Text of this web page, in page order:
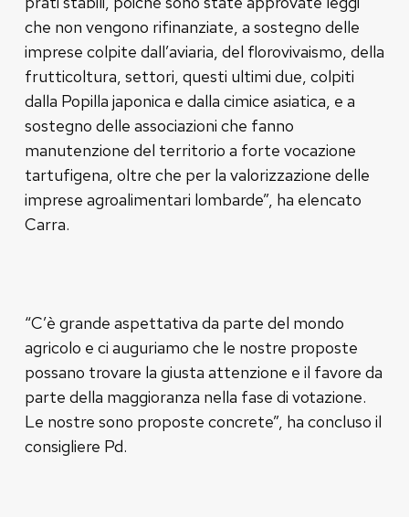
che non vengono rifinanziate, a sostegno delle
imprese colpite dall’aviaria, del florovivaismo, della
frutticoltura, settori, questi ultimi due, colpiti
dalla Popilla japonica e dalla cimice asiatica, e a
sostegno delle associazioni che fanno
manutenzione del territorio a forte vocazione
tartufigena, oltre che per la valorizzazione delle
imprese agroalimentari lombarde”, ha elencato
Carra.
“C’è grande aspettativa da parte del mondo
agricolo e ci auguriamo che le nostre proposte
possano trovare la giusta attenzione e il favore da
parte della maggioranza nella fase di votazione.
Le nostre sono proposte concrete”, ha concluso il
consigliere Pd.